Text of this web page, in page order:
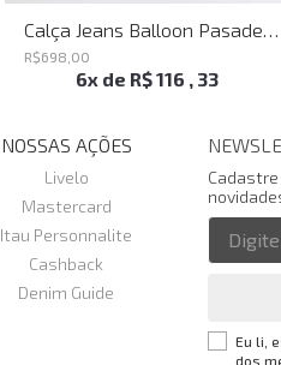
R$698 00
6x de R$116 , 33
NOSSAS AÇÕES
Livelo
Mastercard
Itau Personnalite
Cashback
Denim Guide
Eu li,
dos